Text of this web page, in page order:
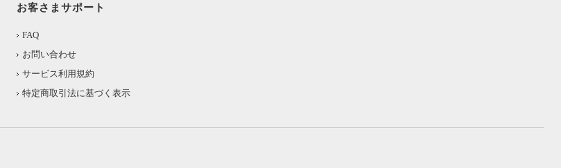
お客さまサポート
FAQ
お問い合わせ
サービス利用規約
特定商取引法に基づく表示